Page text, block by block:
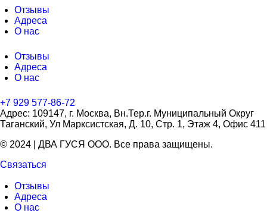
Отзывы
Адреса
О нас
Отзывы
Адреса
О нас
+7 929 577-86-72
Адрес: 109147, г. Москва, Вн.Тер.г. Муниципальный Округ
Таганский, Ул Марксистская, Д. 10, Стр. 1, Этаж 4, Офис 411
© 2024 | ДВА ГУСЯ OOO. Все права защищены.
Связаться
Отзывы
Адреса
О нас